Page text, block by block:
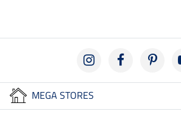
MEGA STORES